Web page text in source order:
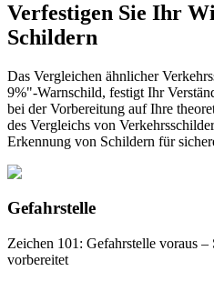
Verfestigen Sie Ihr
Schildern
Das Vergleichen ähnlicher
9%"-Warnschild, festigt Ihr
bei der Vorbereitung auf Ihre
des Vergleichs von
Erkennung von Schildern für
Gefahrstelle
Zeichen 101: Gefahrstelle voraus –
vorbereitet